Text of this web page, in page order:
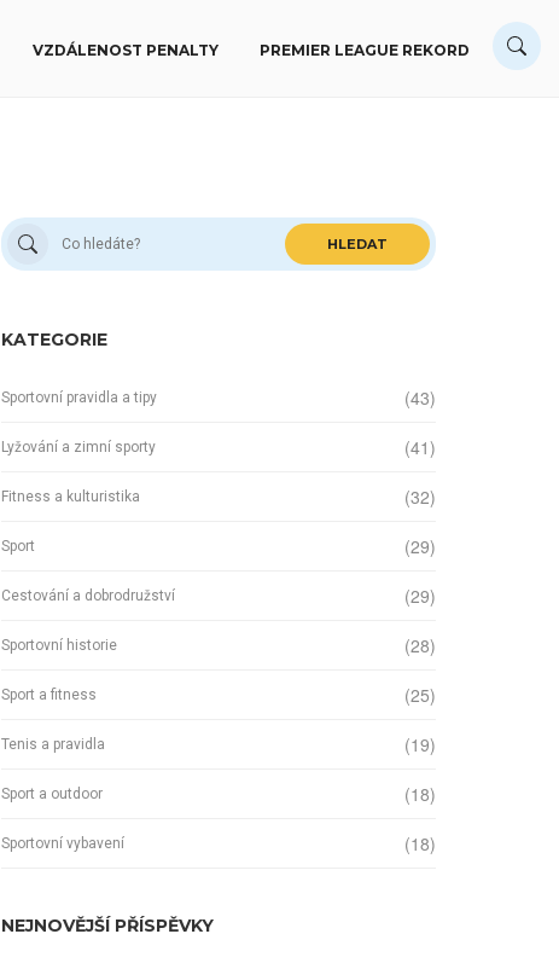
VZDÁLENOST PENALTY PREMIER LEAGUE REKORD
HLEDAT
KATEGORIE
Sportovní pravidla a tipy (43)
Lyžování a zimní sporty (41)
Fitness a kulturistika (32)
Sport (29)
Cestování a dobrodružství (29)
Sportovní historie (28)
Sport a fitness (25)
Tenis a pravidla (19)
Sport a outdoor (18)
Sportovní vybavení (18)
NEJNOVĚJŠÍ PŘÍSPĚVKY